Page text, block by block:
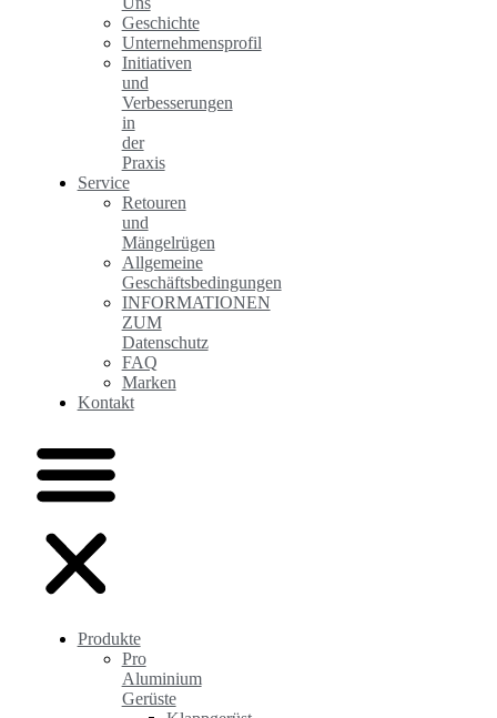
Geschichte
Unternehmensprofil
Initiativen
und
Verbesserungen
in
der
Praxis
Service
Retouren
und
Mängelrügen
Allgemeine
Geschäftsbedingungen
INFORMATIONEN
ZUM
Datenschutz
FAQ
Marken
Kontakt
Produkte
Pro
Aluminium
Gerüste